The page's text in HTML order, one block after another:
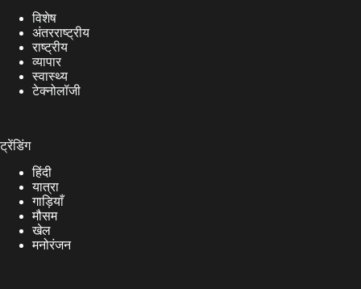
विशेष
अंतरराष्ट्रीय
राष्ट्रीय
व्यापार
स्वास्थ्य
टेक्नोलॉजी
ट्रेंडिंग
हिंदी
यात्रा
गाड़ियाँ
मौसम
खेल
मनोरंजन